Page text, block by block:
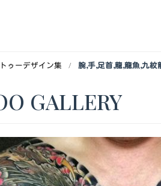
ゥーデザイン集 腕,手,足首,龍,龍魚,九
GALLERY